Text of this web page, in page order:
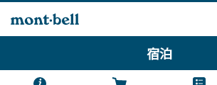
宿泊